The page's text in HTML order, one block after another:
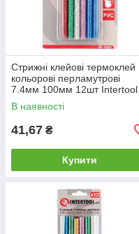
Стрижні клейові термоклей
кольорові перламутрові
7.4мм 100мм 12шт Intertool
(RT-1033) |для пистолета
В наявності
41,67 ₴
Купити